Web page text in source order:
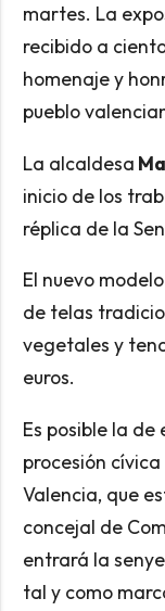
martes. La
recibido a
homenaje y
pueblo
La alcaldesa
inicio de los
réplica de la
El nuevo
de telas
vegetales y
euros.
Es posible la
procesión
Valencia, que
concejal de
entrará la
tal y como